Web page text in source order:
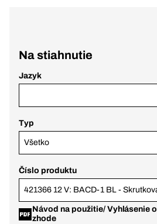
Na stiahnutie
Jazyk
Typ
Všetko
Číslo produktu
Návod na použitie/ Vyhlásenie o
zhode